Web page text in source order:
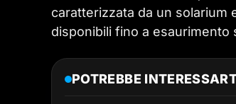
caratterizzata da un solarium
disponibili fino a esaurimento
POTREBBE